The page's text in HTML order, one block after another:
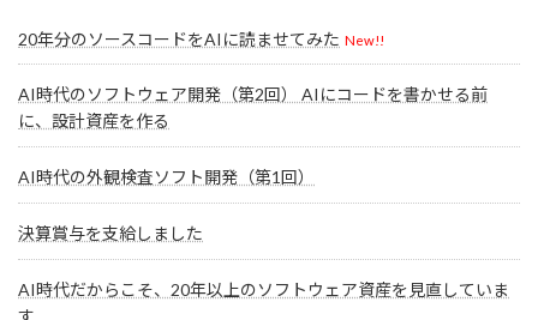
20年分のソースコードをAIに読ませてみた New!!
AI時代のソフトウェア開発（第2回） AIにコードを書かせる前
に、設計資産を作る
AI時代の外観検査ソフト開発（第1回）
決算賞与を支給しました
AI時代だからこそ、20年以上のソフトウェア資産を見直していま
す